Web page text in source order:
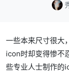
一些本来尺寸很大
icon时却变得惨不
些专业人士制作的